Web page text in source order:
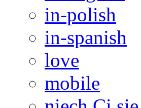
in-polish
in-spanish
love
mobile